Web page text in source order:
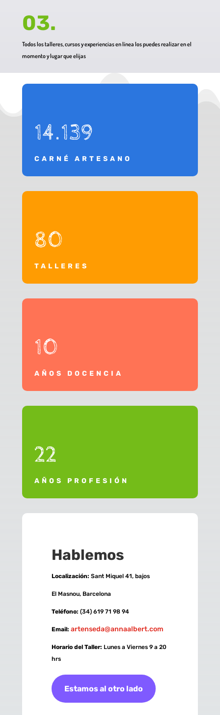
03.
Todos los talleres, cursos y experiencias en línea los puedes realizar en el
momento y lugar que elijas
14.139
CARNÉ ARTESANO
80
TALLERES
10
AÑOS DOCENCIA
22
AÑOS PROFESIÓN
Hablemos
Localización: Sant Miquel 41, bajos
El Masnou, Barcelona
Teléfono: (34) 619 71 98 94
Email: artenseda@annaalbert.com
Horario del Taller: Lunes a Viernes 9 a 20
hrs
Estamos al otro lado